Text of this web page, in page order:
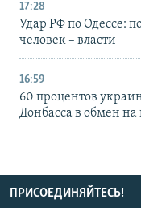
17:28
Удар РФ по Одессе:
человек – власти
16:59
60 процентов
Донбасса в обмен на
ПРИСОЕДИНЯЙТЕСЬ!